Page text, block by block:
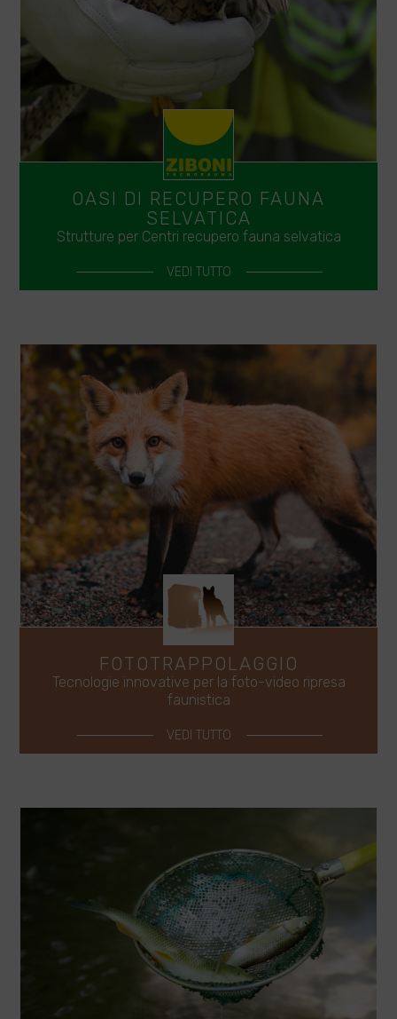
OASI DI RECUPERO FAUNA
SELVATICA
Strutture per Centri recupero fauna selvatica
VEDI TUTTO
FOTOTRAPPOLAGGIO
Tecnologie innovative per la foto-video ripresa
faunistica
VEDI TUTTO